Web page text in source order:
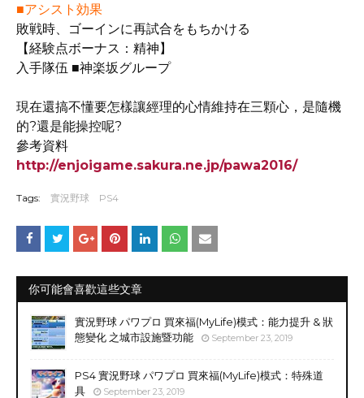
■アシスト効果
敗戦時、ゴーインに再試合をもちかける
【経験点ボーナス：精神】
入手隊伍 ■神楽坂グループ
現在還搞不懂要怎樣讓經理的心情維持在三顆心，是隨機
的?還是能操控呢?
參考資料
http://enjoigame.sakura.ne.jp/pawa2016/
Tags: 實況野球 PS4
你可能會喜歡這些文章
實況野球 パワプロ 買來福(MyLife)模式：能力提升 & 狀
態變化 之城市設施暨功能
September 23, 2019
PS4 實況野球 パワプロ 買來福(MyLife)模式：特殊道
具
September 23, 2019